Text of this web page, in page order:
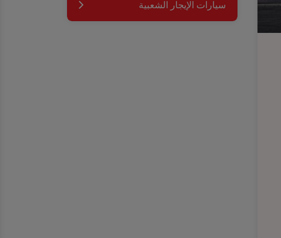
سيارات الإيجار الشعبية